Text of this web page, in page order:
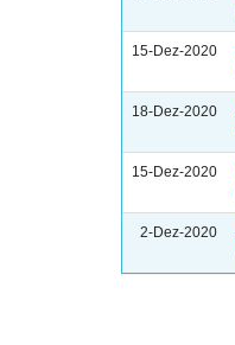
15-Dez-2020
18-Dez-2020
15-Dez-2020
2-Dez-2020